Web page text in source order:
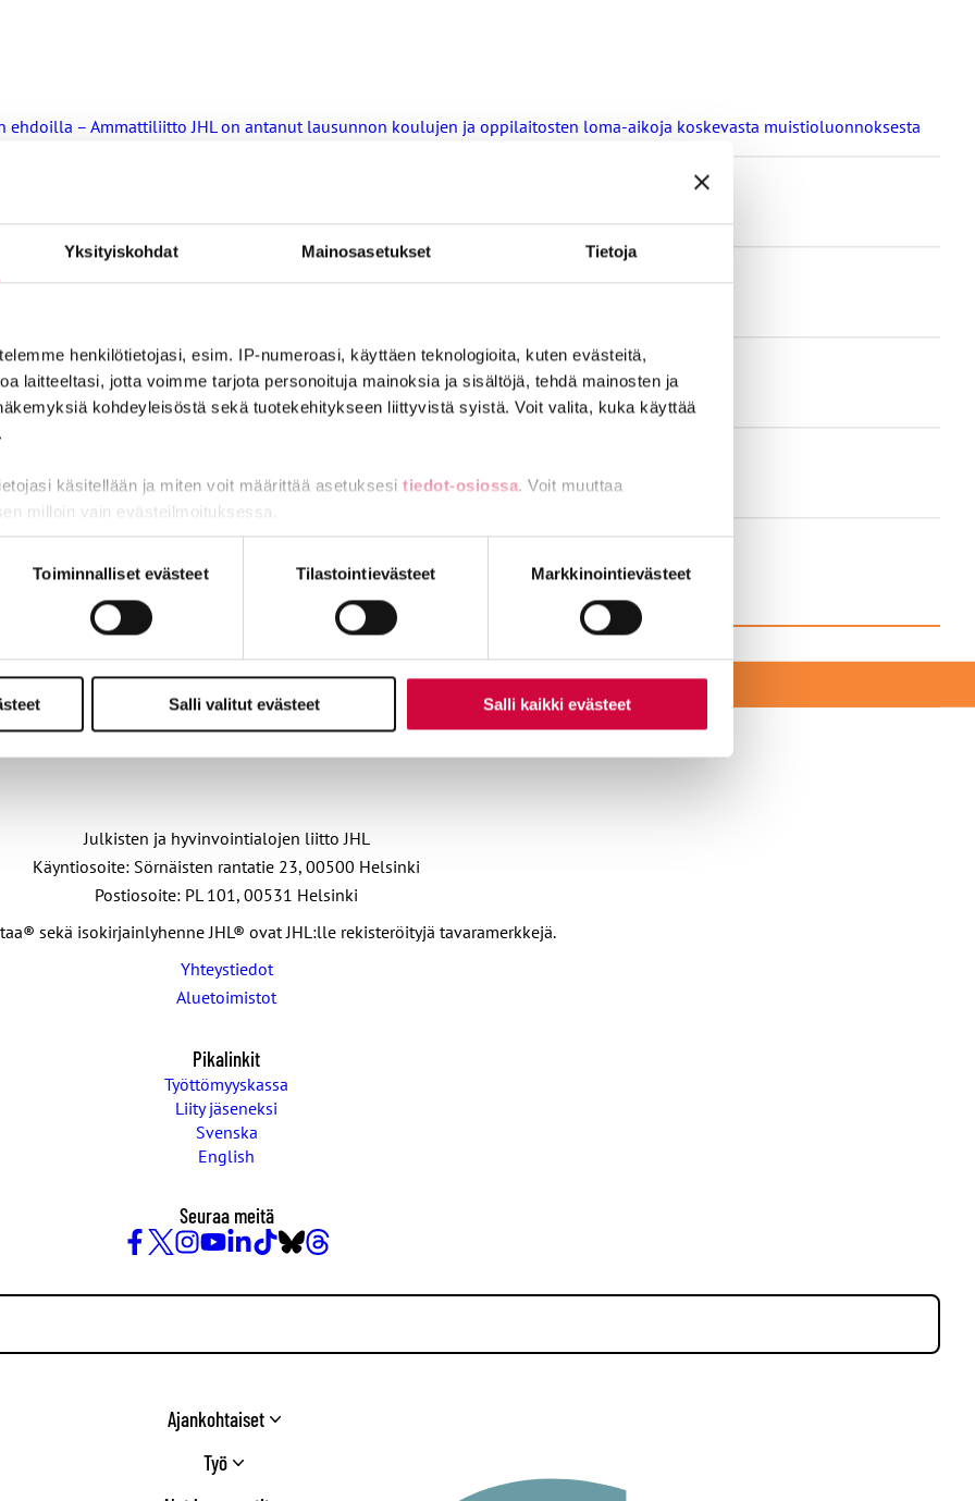
Yksityiskohdat Mainosasetukset Tietoja
henkilötietojasi, esim. IP-numeroasi, käyttäen teknologioita, kuten evästeitä,
laitteeltasi, jotta voimme tarjota personoituja mainoksia ja sisältöjä, tehdä mainosten ja
kohdeyleisöstä sekä tuotekehitykseen liittyvistä syistä. Voit valita, kuka käyttää
käsitellään ja miten voit määrittää asetuksesi tiedot-osiossa. Voit muuttaa
milloin vain evästeilmoituksessa.
osa sivuston toimintaa parantavia, ja osaa käytetään tilastointi- tai
Toiminnalliset evästeet Tilastointievästeet Markkinointievästeet
Salli valitut evästeet Salli kaikki evästeet
– Ammattiliitto JHL on antanut lausunnon koulujen ja oppilaitosten loma-aikoja koskevasta muistioluonnoksesta
tämä vakuutuksesta
laittomasti, saa korvausta yli 12 000 euroa
rikkominen
VAHVAAN JOUKKOONLIITY JÄSENEKSI
Julkisten ja hyvinvointialojen liitto JHL
Käyntiosoite: Sörnäisten rantatie 23, 00500 Helsinki
Postiosoite: PL 101, 00531 Helsinki
sekä isokirjainlyhenne JHL® ovat JHL:lle rekisteröityjä tavaramerkkejä.
Yhteystiedot
Aluetoimistot
Pikalinkit
Työttömyyskassa
Liity jäseneksi
Svenska
English
Seuraa meitä
/
Ajankohtaiset
Työ